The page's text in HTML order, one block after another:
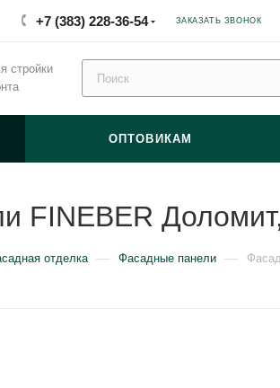
+7 (383) 228-36-54 ЗАКАЗАТЬ ЗВОНОК
стройки
ОПТОВИКАМ
FINEBER
отделка — Фасадные панели —